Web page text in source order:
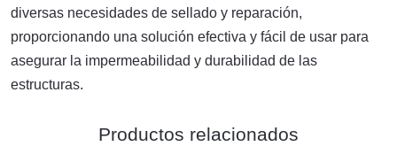
diversas necesidades de sellado y reparación,
proporcionando una solución efectiva y fácil de usar para
asegurar la impermeabilidad y durabilidad de las
estructuras.
Productos relacionados